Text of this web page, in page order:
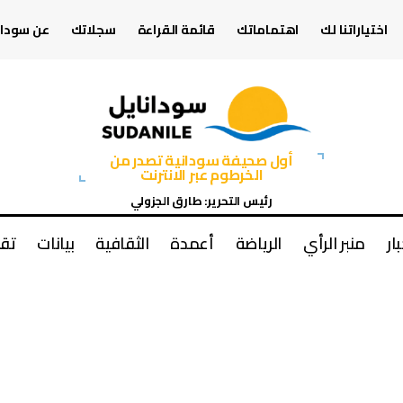
اختياراتنا لك اهتماماتك قائمة القراءة سجلاتك عن
أول صحيفة سودانية تصدر من
الخرطوم عبر الانترنت
رئيس التحرير: طارق الجزولي
منبر الرأي الرياضة أعمدة الثقافية بيانات